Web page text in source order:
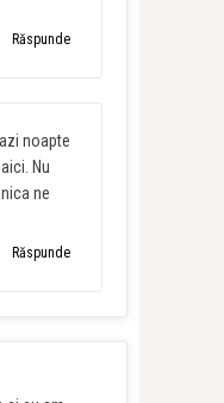
Răspunde
noapte
Nu
ne
Răspunde